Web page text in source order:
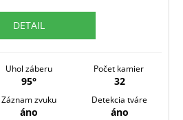
DETAIL
Uhol záberu
95°
Počet kamier
32
Záznam zvuku
áno
Detekcia tváre
áno